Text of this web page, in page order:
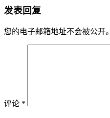
发表回复
您的电子邮箱地址不会被公开。
评论 *